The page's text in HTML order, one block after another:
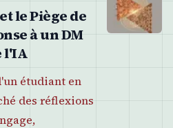
le Piège de
à un DM
l'IA
étudiant en
des réflexions